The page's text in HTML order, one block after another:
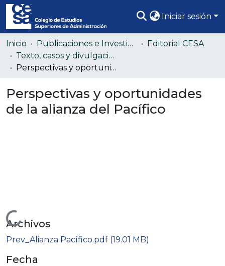
Iniciar sesión
Comunidades
Todo DSpace
Inicio Publicaciones e Investigación
Editorial CESA
Texto, casos y divulgación académica
Perspectivas y oportunidades de la alianza del Pacífico
Perspectivas y oportunidades
de la alianza del Pacífico
Cargando...
Archivos
Prev_Alianza Pacífico.pdf (19.01 MB)
Fecha